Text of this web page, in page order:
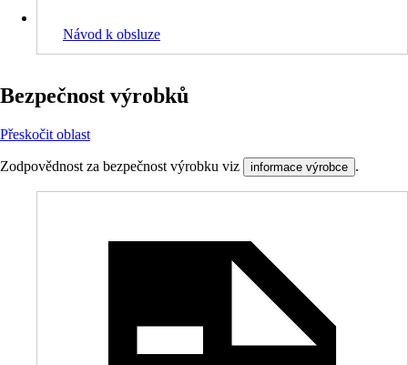
Návod k obsluze
Bezpečnost výrobků
Přeskočit oblast
Zodpovědnost za bezpečnost výrobku viz informace výrobce .